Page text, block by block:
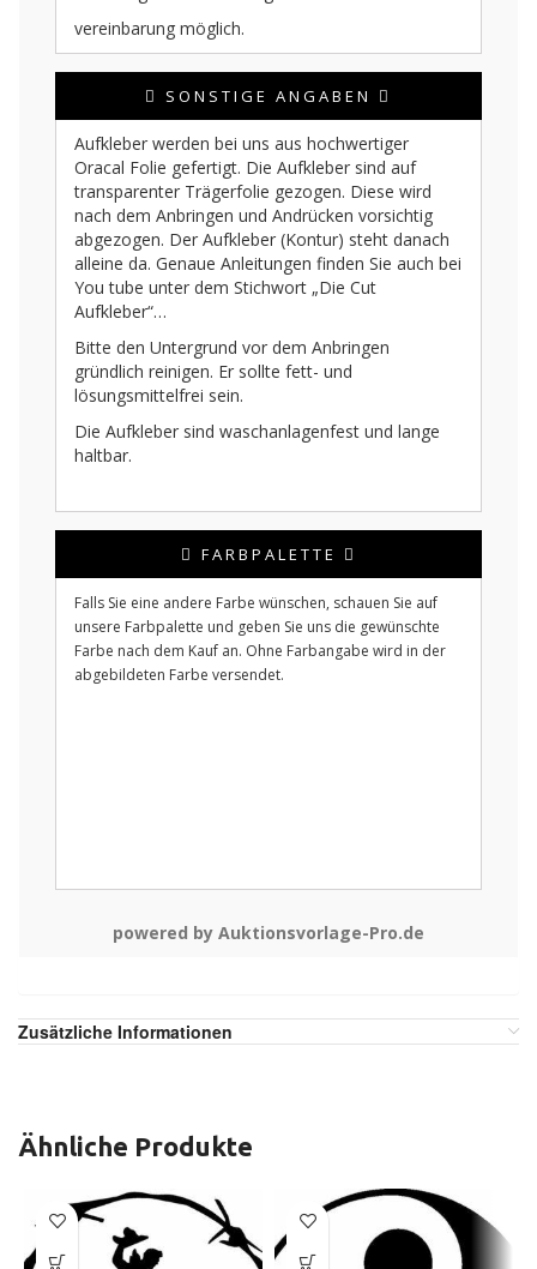
vereinbarung möglich.
SONSTIGE ANGABEN
Aufkleber werden bei uns aus hochwertiger
Oracal Folie gefertigt. Die Aufkleber sind auf
transparenter Trägerfolie gezogen. Diese wird
nach dem Anbringen und Andrücken vorsichtig
abgezogen. Der Aufkleber (Kontur) steht danach
alleine da. Genaue Anleitungen finden Sie auch bei
You tube unter dem Stichwort „Die Cut
Aufkleber“…
Bitte den Untergrund vor dem Anbringen
gründlich reinigen. Er sollte fett- und
lösungsmittelfrei sein.
Die Aufkleber sind waschanlagenfest und lange
haltbar.
FARBPALETTE
Falls Sie eine andere Farbe wünschen, schauen Sie auf
unsere Farbpalette und geben Sie uns die gewünschte
Farbe nach dem Kauf an. Ohne Farbangabe wird in der
abgebildeten Farbe versendet.
powered by Auktionsvorlage-Pro.de
Zusätzliche Informationen
Ähnliche Produkte